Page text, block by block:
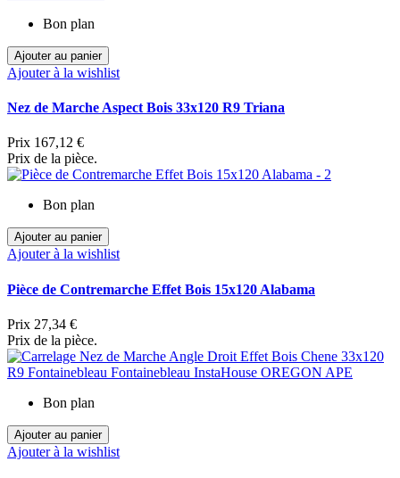
Bon plan
Ajouter au panier
Ajouter à la wishlist
Nez de Marche Aspect Bois 33x120 R9 Triana
Prix 167,12 €
Prix de la pièce.
Bon plan
Ajouter au panier
Ajouter à la wishlist
Pièce de Contremarche Effet Bois 15x120 Alabama
Prix 27,34 €
Prix de la pièce.
Bon plan
Ajouter au panier
Ajouter à la wishlist